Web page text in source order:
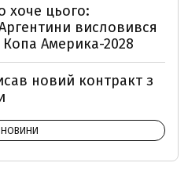
хоче цього:
висловився
Копа Америка-2028
новий контракт з
НОВИНИ